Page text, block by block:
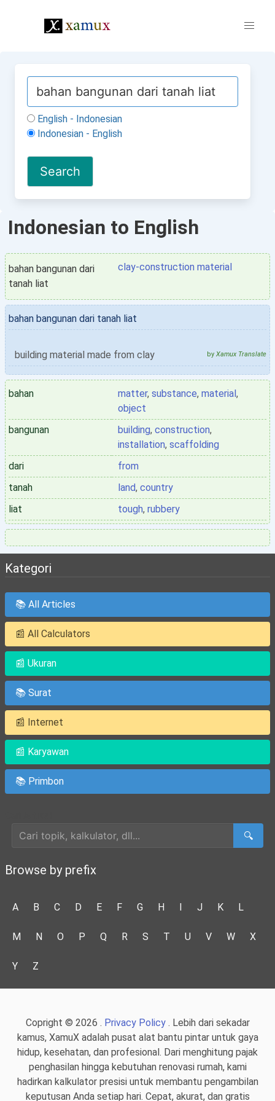
English - Indonesian
Indonesian - English
Indonesian to English
bahan bangunan dari
tanah liat
clay-construction material
bahan bangunan dari tanah liat
building material made from clay by Xamux Translate
bahan matter, substance, material,
object
bangunan
building, construction,
installation, scaffolding
dari
from
tanah
land, country
liat
tough, rubbery
Kategori
📚 All Articles
📰 All Calculators
📰 Ukuran
📚 Surat
📰 Internet
📰 Karyawan
📚 Primbon
🔍
Browse by prefix
A B C D E F G H I J K L
M N O P Q R S T U V W X
Y Z
Copright © 2026 . Privacy Policy. Lebih dari sekadar
kamus, XamuX adalah pusat alat bantu pintar untuk gaya
hidup, kesehatan, dan profesional. Dari menghitung pajak
penghasilan hingga kebutuhan renovasi rumah, kami
hadirkan kalkulator presisi untuk membantu pengambilan
keputusan Anda setiap hari. Cepat, akurat, dan gratis